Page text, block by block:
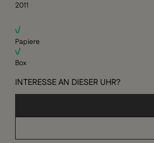
2011
Papiere
Box
INTERESSE AN DIESER UHR?